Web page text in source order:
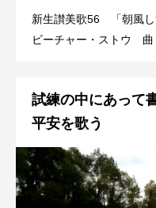
新生讃美歌56 「朝風し
ビーチャー・ストウ 曲
ト・ビーチャー・スト
試練の中にあって
平安を歌う